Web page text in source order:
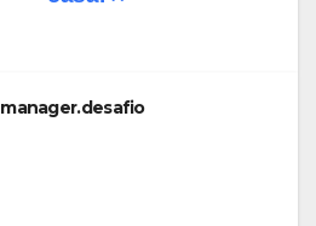
manager.desafio